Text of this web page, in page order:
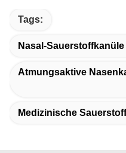
Tags:
Nasal-
Atmungsaktive
Medizinische